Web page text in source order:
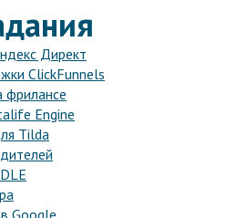
Директ
ClickFunnels
фрилансе
Engine
Tilda